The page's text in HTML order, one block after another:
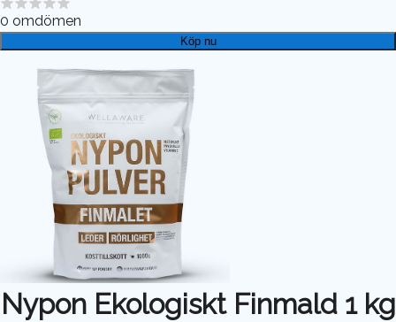
0 omdömen
Köp nu
Nypon Ekologiskt Finmald 1 kg